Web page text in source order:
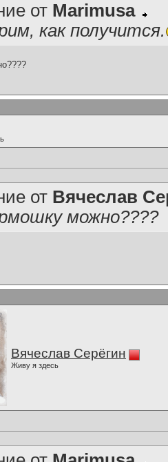
от Marimusa
как получится.
от Вячеслав
можно????
Вячеслав Серёгин
Живу я здесь